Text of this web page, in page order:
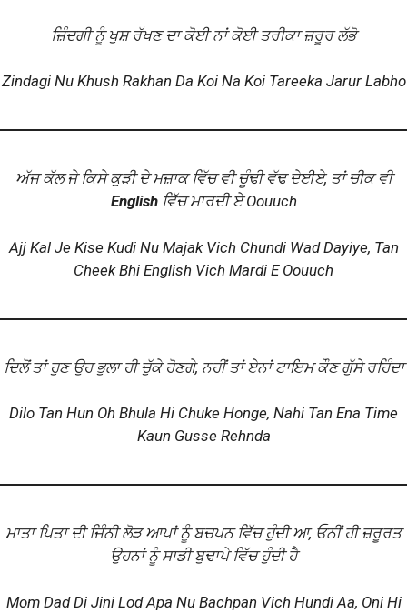
ਜ਼ਿੰਦਗੀ ਨੂੰ ਖੁਸ਼ ਰੱਖਣ ਦਾ ਕੋਈ ਨਾਂ ਕੋਈ ਤਰੀਕਾ ਜ਼ਰੂਰ ਲੱਭੋ
Zindagi Nu Khush Rakhan Da Koi Na Koi Tareeka Jarur Labho
ਅੱਜ ਕੱਲ ਜੇ ਕਿਸੇ ਕੁੜੀ ਦੇ ਮਜ਼ਾਕ ਵਿੱਚ ਵੀ ਚੂੰਢੀ ਵੱਢ ਦੇਈਏ, ਤਾਂ ਚੀਕ ਵੀ
Englishਵਿੱਚ ਮਾਰਦੀ ਏ Oouuch
Ajj Kal Je Kise Kudi Nu Majak Vich Chundi Wad Dayiye, Tan
Cheek Bhi English Vich Mardi E Oouuch
ਦਿਲੋਂ ਤਾਂ ਹੁਣ ਉਹ ਭੁਲਾ ਹੀ ਚੁੱਕੇ ਹੋਣਗੇ, ਨਹੀਂ ਤਾਂ ਏਨਾਂ ਟਾਇਮ ਕੌਣ ਗੁੱਸੇ ਰਹਿੰਦਾ
Dilo Tan Hun Oh Bhula Hi Chuke Honge, Nahi Tan Ena Time
Kaun Gusse Rehnda
ਮਾਤਾ ਪਿਤਾ ਦੀ ਜਿੰਨੀ ਲੋੜ ਆਪਾਂ ਨੂੰ ਬਚਪਨ ਵਿੱਚ ਹੁੰਦੀ ਆ, ਓਨੀਂ ਹੀ ਜ਼ਰੂਰਤ
ਉਹਨਾਂ ਨੂੰ ਸਾਡੀ ਬੁਢਾਪੇ ਵਿੱਚ ਹੁੰਦੀ ਹੈ
Mom Dad Di Jini Lod Apa Nu Bachpan Vich Hundi Aa, Oni Hi